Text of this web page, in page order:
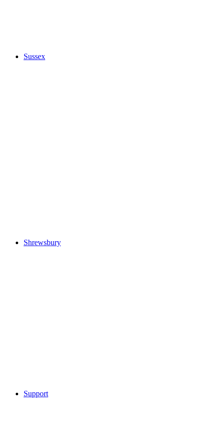
Sussex
Shrewsbury
Support